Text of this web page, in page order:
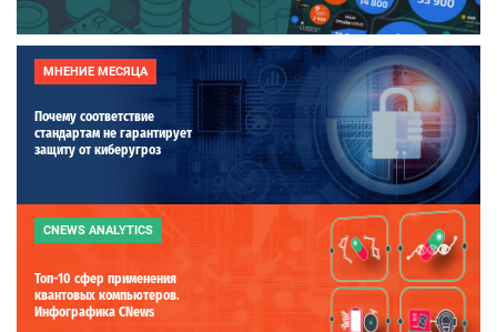
МНЕНИЕ МЕСЯЦА
Почему соответствие
стандартам не гарантирует
защиту от киберугроз
CNEWS ANALYTICS
Топ-10 сфер применения
квантовых компьютеров.
Инфографика CNews